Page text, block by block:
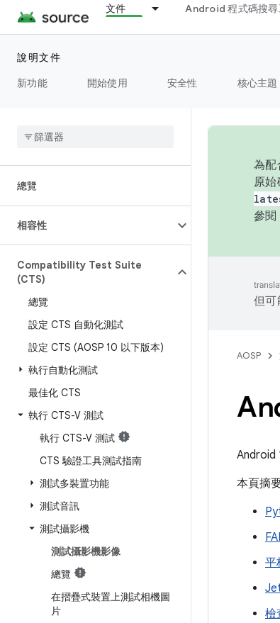
文件 Android 程式碼搜尋
說明文件
新功能
開始使用 安全性 核心主題
總覽
相容性
Compatibility Test Suite
(CTS)
總覽
設定 CTS 自動化測試
設定 CTS (AOSP 10 以下版本)
執行自動化測試
最佳化 CTS
執行 CTS-V 測試
執行 CTS-V 測試
CTS 驗證工具測試指南
測試多裝置功能
測試音訊
測試攝影機
測試攝影機影像
總覽
在摺疊式裝置上測試相機圖
片
為配
原始
參閱
但可
AOSP
Android
本頁摘
平
檢